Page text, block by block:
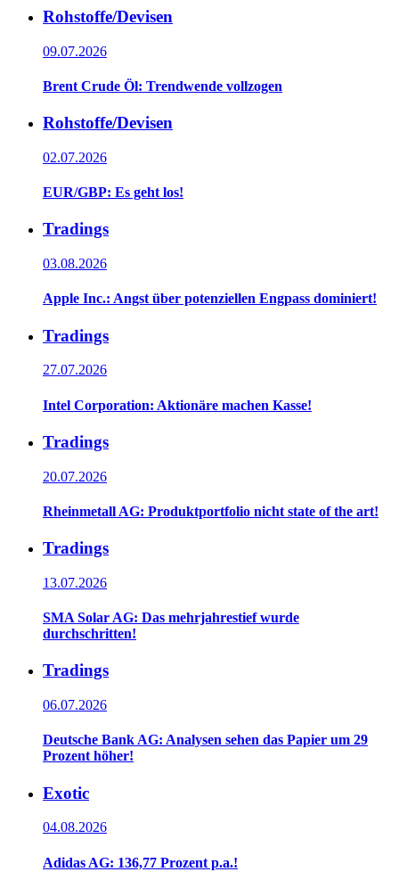
Rohstoffe/Devisen
09.07.2026
Brent Crude Öl: Trendwende vollzogen
Rohstoffe/Devisen
02.07.2026
EUR/GBP: Es geht los!
Tradings
03.08.2026
Apple Inc.: Angst über potenziellen Engpass dominiert!
Tradings
27.07.2026
Intel Corporation: Aktionäre machen Kasse!
Tradings
20.07.2026
Rheinmetall AG: Produktportfolio nicht state of the art!
Tradings
13.07.2026
SMA Solar AG: Das mehrjahrestief wurde
durchschritten!
Tradings
06.07.2026
Deutsche Bank AG: Analysen sehen das Papier um 29
Prozent höher!
Exotic
04.08.2026
Adidas AG: 136,77 Prozent p.a.!